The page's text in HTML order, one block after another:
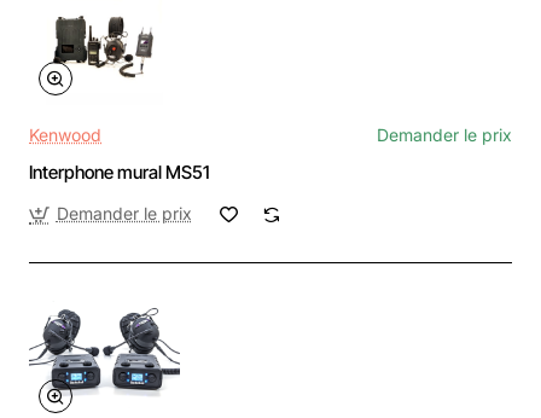
Kenwood Demander le prix
Interphone mural MS51
Demander le prix